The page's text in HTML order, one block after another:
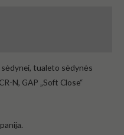
tualeto sėdynės
N, GAP „Soft Close“